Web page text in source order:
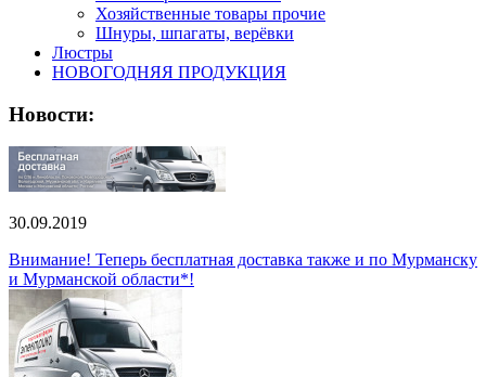
Хозяйственные товары прочие
Шнуры, шпагаты, верёвки
Люстры
НОВОГОДНЯЯ ПРОДУКЦИЯ
Новости:
30.09.2019
Внимание! Теперь бесплатная доставка также и по Мурманску
и Мурманской области*!